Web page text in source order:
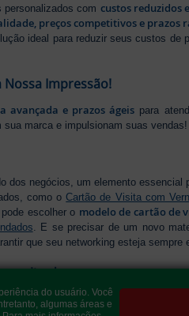
personalizados com custos reduzidos
preços competitivos e prazos
ideal para reduzir seus custos de
Nossa Impressão!
avançada e prazos ágeis para
sua marca e impulsionam suas vendas!
dos negócios, um elemento
como oCartão de Visita com
escolher o modelo de cartão de
. E se precisar de um novo
que seu networking esteja sempre
sua empresa com
diferenciados para destacar sua
do usuário. Você
algumas áreas e